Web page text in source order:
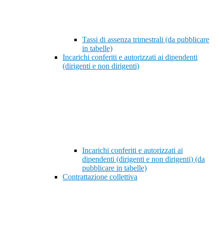
Tassi di assenza trimestrali (da pubblicare
in tabelle)
Incarichi conferiti e autorizzati ai dipendenti
(dirigenti e non dirigenti)
Incarichi conferiti e autorizzati ai
dipendenti (dirigenti e non dirigenti) (da
pubblicare in tabelle)
Contrattazione collettiva